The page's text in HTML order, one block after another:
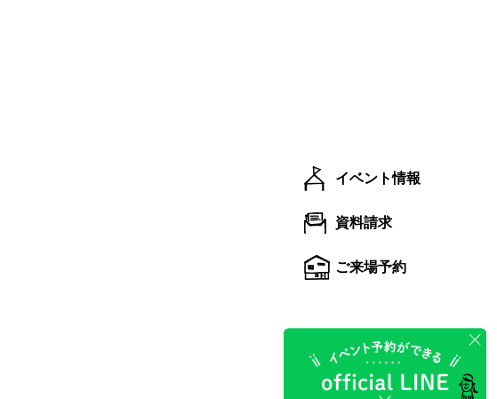
イベント情報
資料請求
ご来場予約